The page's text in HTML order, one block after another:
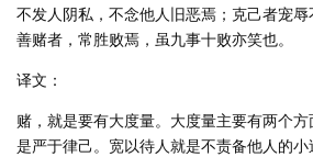
不发人阴私，不念他人旧恶焉；克己者宠
善赌者，常胜败焉，虽九事十败亦笑也。
译文：
赌，就是要有大度量。大度量主要有两个
是严于律己。宽以待人就是不责备他人的